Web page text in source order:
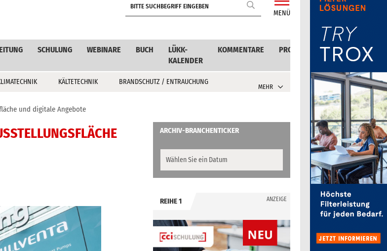
MENÜ
SCHULUNG WEBINARE BUCH
LÜKK-
KALENDER
KOMMENTARE PRODUKTE
KÄLTETECHNIK BRANDSCHUTZ / ENTRAUCHUNG
MEHR
und digitale Angebote
ARCHIV-BRANCHENTICKER
REIHE 1 ANZEIGE